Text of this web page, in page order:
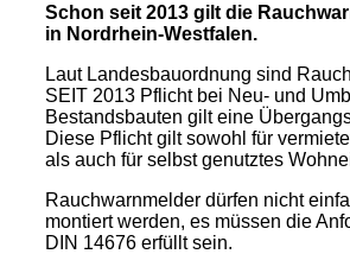
Schon seit 2013 gilt die
in Nordrhein-Westfalen.
Laut Landesbauordnung sind
SEIT 2013 Pflicht bei Neu- und
Bestandsbauten gilt eine
Diese Pflicht gilt sowohl für
als auch für selbst genutztes
Rauchwarnmelder dürfen nicht
montiert werden, es müssen die
DIN 14676 erfüllt sein.